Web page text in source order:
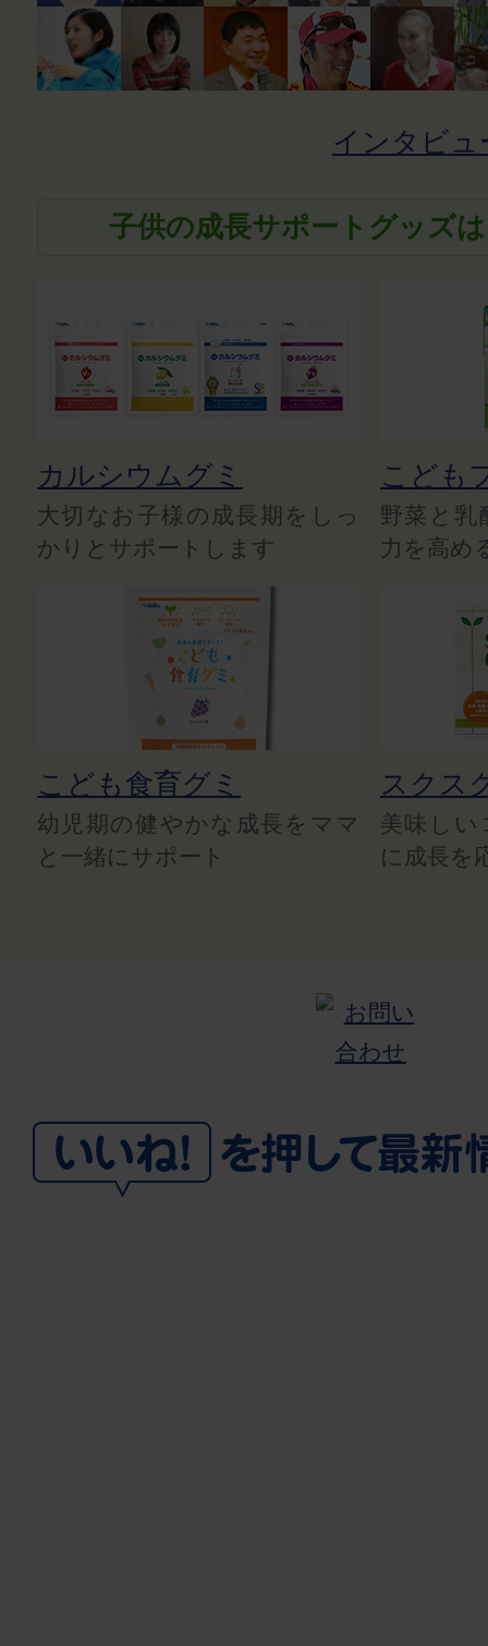
インタビュ
子供の成長サポートグッズ
カルシウムグミ
大切なお子様の成長期をしっ
かりとサポートします
こども
野菜と乳
力を高め
こども食育グミ
幼児期の健やかな成長をママ
と一緒にサポート
スクス
美味しい
に成長を